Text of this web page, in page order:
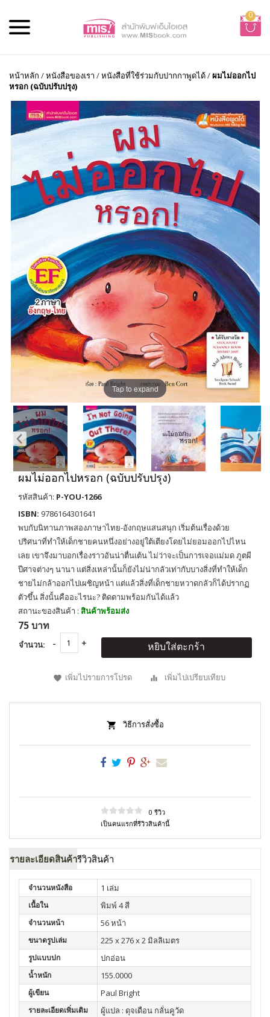
0
หน้าหลัก /หนังสือของเรา /หนังสือที่ใช้ร่วมกับปากกาพูดได้/ผมไม่ออกไป
หรอก (ฉบับปรับปรุง)
Tap to expand
ผมไม่ออกไปหรอก (ฉบับปรับปรุง)
รหัสสินค้า: P-YOU-1266
ISBN: 9786164301641
พบกับนิทานภาพสองภาษาไทย-อังกฤษแสนสนุก เริ่มต้นเรื่องด้วย
ปริศนาที่ทำให้เด็กชายคนหนึ่งอย่างอยู่ใต้เตียงโดยไม่ยอมออกไปไหน
เลย เขาจึงมาบอกเรื่องราวอันน่าตื่นเต้น ไม่ว่าจะเป็นการเจอแม่มด ภูตผี
ปีศาจต่างๆ นานา แต่สิ่งเหล่านั้นก็ยังไม่น่ากลัวเท่ากับบางสิ่งที่ทำให้เด็ก
ชายไม่กล้าออกไปเผชิญหน้า แต่แล้วสิ่งที่เด็กชายหวาดกลัวก็ได้ปรากฏ
ตัวขึ้น สิ่งนั้นคืออะไรนะ? ติดตามพร้อมกันได้แล้ว
สถานะของสินค้า : สินค้าพร้อมส่ง
75 บาท
จำนวน: หยิบใส่ตะกร้า
เพิ่มไปรายการโปรด เพิ่มไปเปรียบเทียบ
วิธีการสั่งซื้อ
0 รีวิว
เป็นคนแรกที่รีวิวสินค้านี้
รายละเอียดสินค้ารีวิวสินค้า
จำนวนหนังสือ 1 เล่ม
เนื้อใน พิมพ์ 4 สี
จำนวนหน้า 56 หน้า
ขนาดรูปเล่ม 225 x 276 x 2 มิลลิเมตร
รูปแบบปก ปกอ่อน
น้ำหนัก 155.0000
ผู้เขียน Paul Bright
รายละเอียดเพิ่มเติม ผู้แปล : ดุจเดือน กลั่นคูวัด